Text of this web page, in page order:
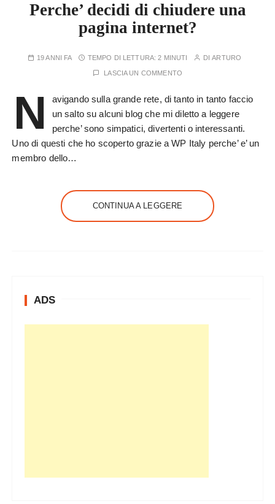
Perche’ decidi di chiudere una
pagina internet?
19 ANNI FA TEMPO DI LETTURA:2 MINUTI DIARTURO
LASCIA UN COMMENTO
N
avigando sulla grande rete, di tanto in tanto faccio
un salto su alcuni blog che mi diletto a leggere
perche’ sono simpatici, divertenti o interessanti.
Uno di questi che ho scoperto grazie a WP Italy perche’ e’ un
membro dello…
CONTINUA A LEGGERE
ADS